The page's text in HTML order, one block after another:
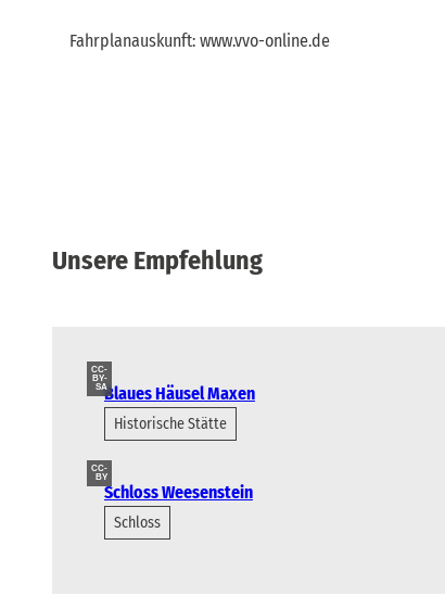
Fahrplanauskunft: www.vvo-online.de
Unsere Empfehlung
CC-
BY-
SABlaues Häusel Maxen
Historische Stätte
CC-
BY
Schloss Weesenstein
Schloss